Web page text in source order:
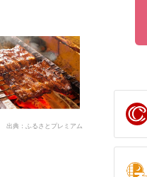
出典：ふるさとプレミアム